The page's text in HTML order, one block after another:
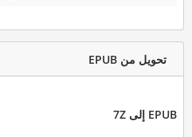
تحويل من EPUB
EPUB إلى 7Z